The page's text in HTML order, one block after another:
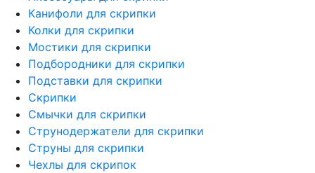
Канифоли для скрипки
Колки для скрипки
Мостики для скрипки
Подбородники для скрипки
Подставки для скрипки
Скрипки
Смычки для скрипки
Струнодержатели для скрипки
Струны для скрипки
Чехлы для скрипок